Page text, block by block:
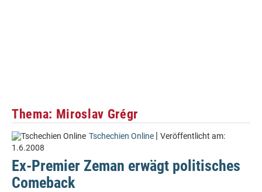
Thema: Miroslav Grégr
Tschechien Online | Veröffentlicht am:
1.6.2008
Ex-Premier Zeman erwägt politisches
Comeback